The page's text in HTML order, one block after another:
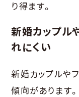
り得ます。
新婚カップル
れにくい
新婚カップルや
傾向があります